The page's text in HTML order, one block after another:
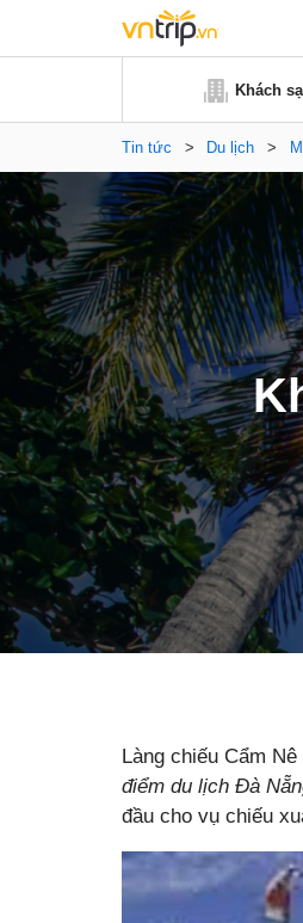
Khách
Tin tức > Du lịch >
Làng chiếu Cẩm
điểm du lịch Đà
đầu cho vụ chiếu